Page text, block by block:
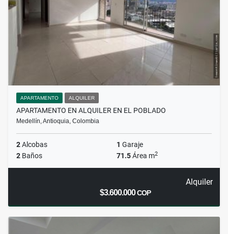
APARTAMENTO ALQUILER
APARTAMENTO EN ALQUILER EN EL POBLADO
Medellín, Antioquia, Colombia
2Alcobas 1 Garaje
2 Baños 71.5Área m2
Alquiler
$3.600.000COP